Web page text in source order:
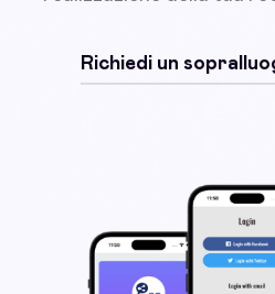
Richiedi un